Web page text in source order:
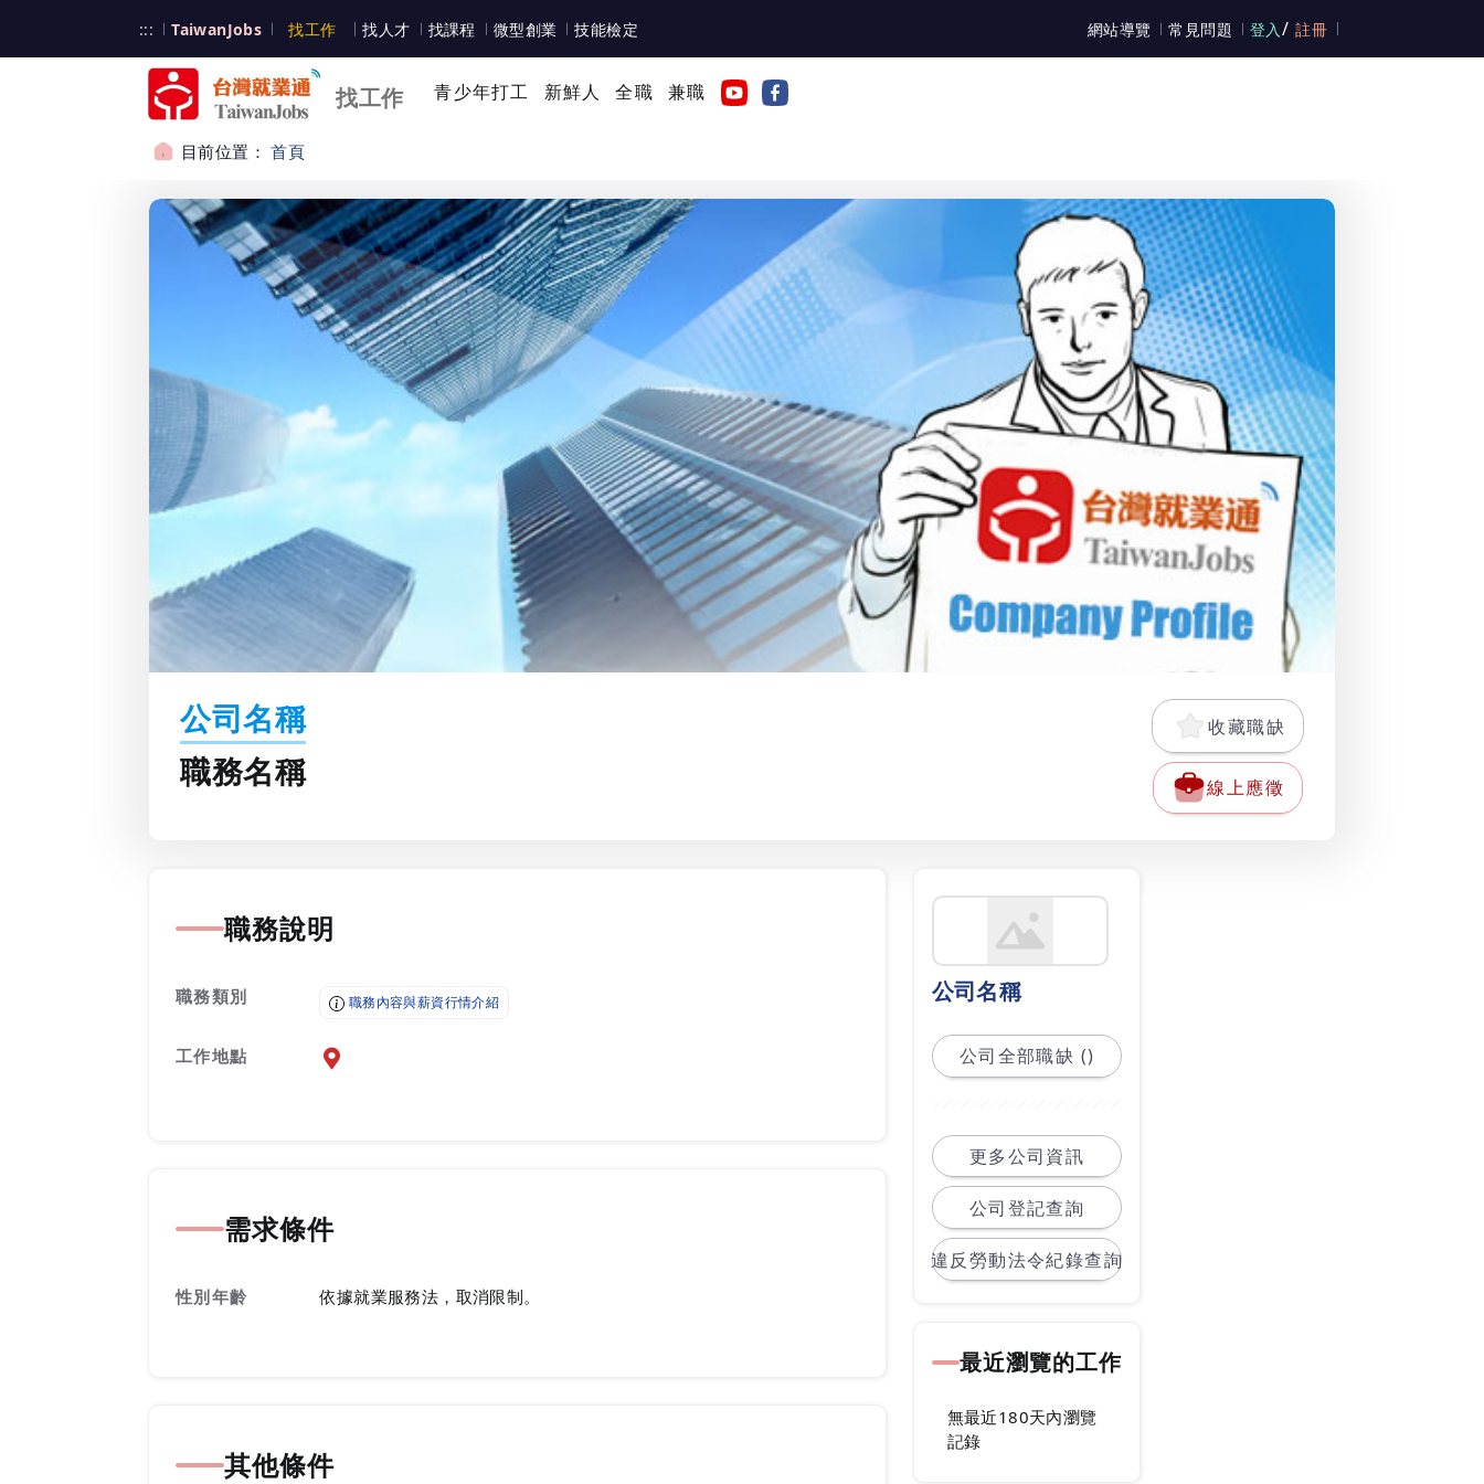
::: TaiwanJobs 台灣就業通
找工作 台灣就業通
找人才 找課程 微型創業 技能檢定 網站導覽 常見問題 登入 / 註冊
找工作 青少年打工 新鮮人 全職 兼職
目前位置：首頁
公司名稱
職務名稱
收藏職缺
線上應徵
職務說明
職務類別 職務內容與薪資行情介紹
工作地點 前往查看地圖
需求條件
性別年齡 依據就業服務法，取消限制。
其他條件
公司名稱
公司全部職缺 ()
更多公司資訊
公司登記查詢
違反勞動法令紀錄查詢
最近瀏覽的工作
無最近180天內瀏覽
記錄